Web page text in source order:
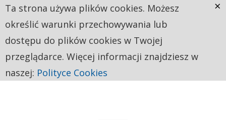
Ta strona używa plików cookies. Możesz
określić warunki przechowywania lub
dostępu do plików cookies w Twojej
przeglądarce. Więcej informacji znajdziesz w
naszej: Polityce Cookies
×